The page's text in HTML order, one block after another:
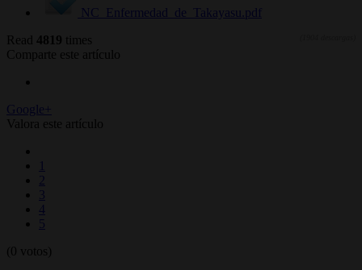
NC_Enfermedad_de_Takayasu.pdf
Read 4819 times
Comparte este artículo
Google+
Valora este artículo
1
2
3
4
5
(0 votos)